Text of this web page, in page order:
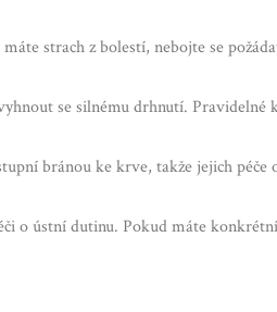
strach z bolestí, nebojte se
se silnému drhnutí. Pravidelné
bránou ke krve, takže jejich
o ústní dutinu. Pokud máte